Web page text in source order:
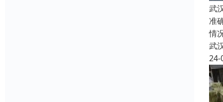
武
准
情
武
24-